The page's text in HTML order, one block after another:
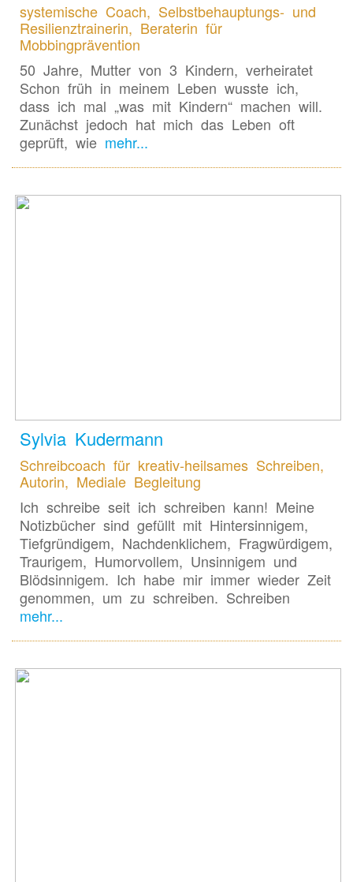
systemische Coach, Selbstbehauptungs- und
Resilienztrainerin, Beraterin für
Mobbingprävention
50 Jahre, Mutter von 3 Kindern, verheiratet
Schon früh in meinem Leben wusste ich,
dass ich mal „was mit Kindern“ machen will.
Zunächst jedoch hat mich das Leben oft
geprüft, wiemehr...
Sylvia Kudermann
Schreibcoach für kreativ-heilsames Schreiben,
Autorin, Mediale Begleitung
Ich schreibe seit ich schreiben kann! Meine
Notizbücher sind gefüllt mit Hintersinnigem,
Tiefgründigem, Nachdenklichem, Fragwürdigem,
Traurigem, Humorvollem, Unsinnigem und
Blödsinnigem. Ich habe mir immer wieder Zeit
genommen, um zu schreiben. Schreiben
mehr...